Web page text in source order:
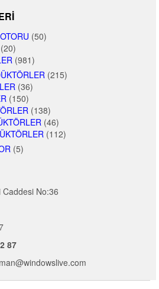
(50)
(20)
(981)
(215)
(36)
(150)
(138)
(46)
(112)
(5)
No:36
87